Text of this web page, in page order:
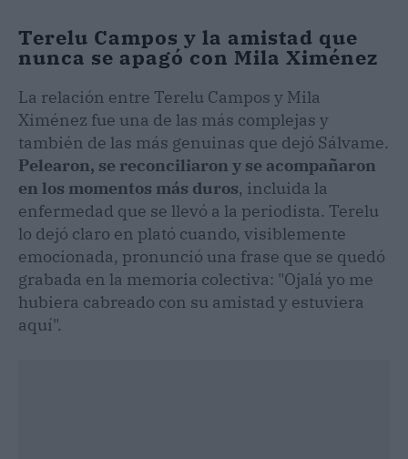
Terelu Campos y la amistad que
nunca se apagó con Mila Ximénez
La relación entre Terelu Campos y Mila
Ximénez fue una de las más complejas y
también de las más genuinas que dejó Sálvame.
Pelearon, se reconciliaron y se acompañaron
en los momentos más duros, incluida la
enfermedad que se llevó a la periodista. Terelu
lo dejó claro en plató cuando, visiblemente
emocionada, pronunció una frase que se quedó
grabada en la memoria colectiva: "Ojalá yo me
hubiera cabreado con su amistad y estuviera
aquí".